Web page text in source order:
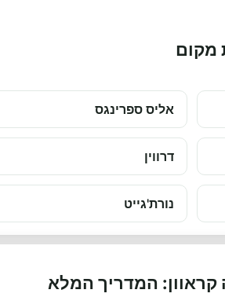
מקום
אליס ספרינגס
דרווין
נורת'גייט
המדריך המלא